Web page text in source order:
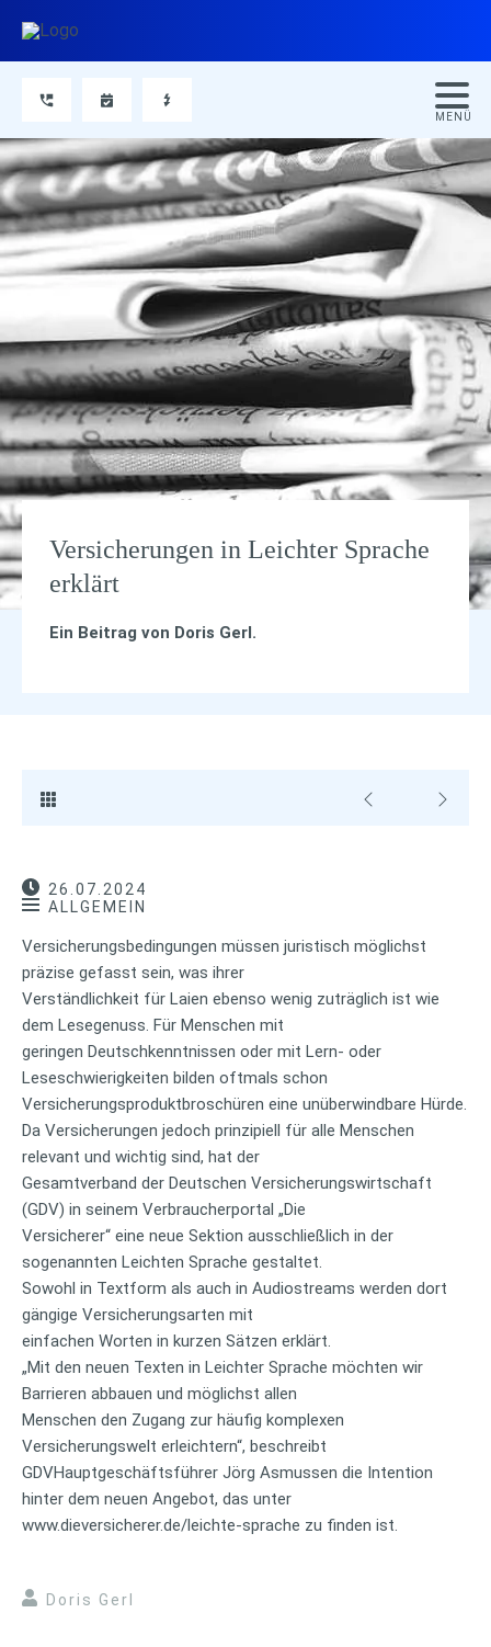
Versicherungen in Leichter Sprache
erklärt
Ein Beitrag von Doris Gerl.
26.07.2024
ALLGEMEIN
Versicherungsbedingungen müssen juristisch möglichst
präzise gefasst sein, was ihrer
Verständlichkeit für Laien ebenso wenig zuträglich ist wie
dem Lesegenuss. Für Menschen mit
geringen Deutschkenntnissen oder mit Lern- oder
Leseschwierigkeiten bilden oftmals schon
Versicherungsproduktbroschüren eine unüberwindbare Hürde.
Da Versicherungen jedoch prinzipiell für alle Menschen
relevant und wichtig sind, hat der
Gesamtverband der Deutschen Versicherungswirtschaft
(GDV) in seinem Verbraucherportal „Die
Versicherer“ eine neue Sektion ausschließlich in der
sogenannten Leichten Sprache gestaltet.
Sowohl in Textform als auch in Audiostreams werden dort
gängige Versicherungsarten mit
einfachen Worten in kurzen Sätzen erklärt.
„Mit den neuen Texten in Leichter Sprache möchten wir
Barrieren abbauen und möglichst allen
Menschen den Zugang zur häufig komplexen
Versicherungswelt erleichtern“, beschreibt
GDVHauptgeschäftsführer Jörg Asmussen die Intention
hinter dem neuen Angebot, das unter
www.dieversicherer.de/leichte-sprache zu finden ist.
Doris Gerl